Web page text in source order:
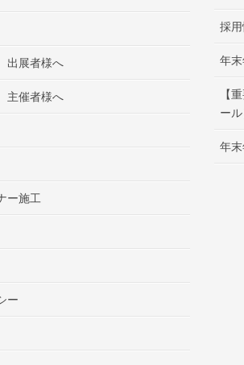
出展者様へ
主催者様へ
ー施工
ー
採用
年
【
ー
年